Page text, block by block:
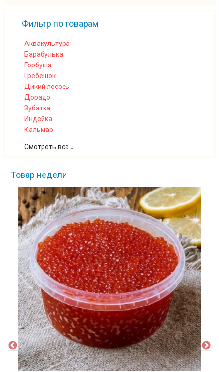
Фильтр по товарам
Аквакультура
Барабулька
Горбуша
Гребешок
Дикий лосось
Дорадо
Зубатка
Индейка
Кальмар
Смотреть все ↓
Товар недели